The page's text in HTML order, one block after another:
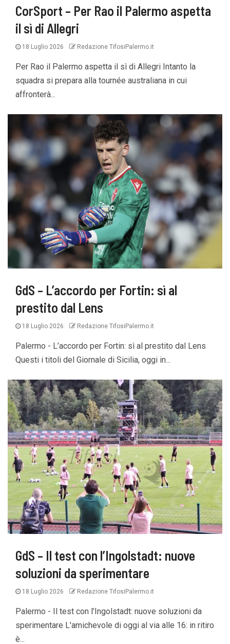
CorSport – Per Rao il Palermo aspetta
il sì di Allegri
18 Luglio 2026 Redazione TifosiPalermo.it
Per Rao il Palermo aspetta il sì di Allegri Intanto la
squadra si prepara alla tournée australiana in cui
affronterà...
GdS – L’accordo per Fortin: sì al
prestito dal Lens
18 Luglio 2026 Redazione TifosiPalermo.it
Palermo - L’accordo per Fortin: sì al prestito dal Lens
Questi i titoli del Giornale di Sicilia, oggi in...
GdS – Il test con l’Ingolstadt: nuove
soluzioni da sperimentare
18 Luglio 2026 Redazione TifosiPalermo.it
Palermo - Il test con l’Ingolstadt: nuove soluzioni da
sperimentare L'amichevole di oggi al via alle 16: in ritiro
è...